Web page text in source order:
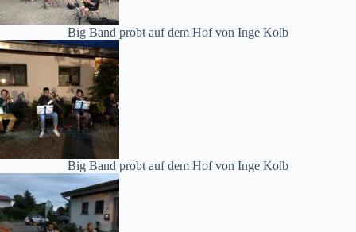
Big Band probt auf dem Hof von Inge Kolb
Big Band probt auf dem Hof von Inge Kolb